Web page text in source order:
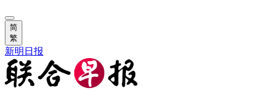
简
繁
新明日报